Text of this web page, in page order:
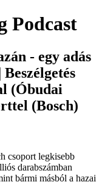
Podcast
- egy adás
(Óbudai
(Bosch)
csoport legkisebb
darabszámban
bármi másból a hazai